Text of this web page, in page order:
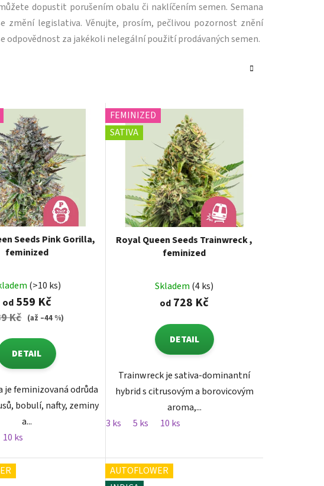
dopustit porušením obalu či naklíčením semen. Semana
legislativa. Věnujte, prosím, pečlivou pozornost znění
odpovědnost za jakékoli nelegální použití prodávaných semen.
Seeds Pink Gorilla,
feminized
(>10 ks)
od559 Kč
Kč (až –44 %)
DETAIL
je feminizovaná odrůda
bobulí, nafty, zeminy
a...
10 ks
FEMINIZED
SATIVA
Royal Queen Seeds Trainwreck ,
feminized
Skladem (4 ks)
od 728 Kč
DETAIL
Trainwreck je sativa-dominantní
hybrid s citrusovým a borovicovým
aroma,...
3 ks
5 ks 10 ks
AUTOFLOWER